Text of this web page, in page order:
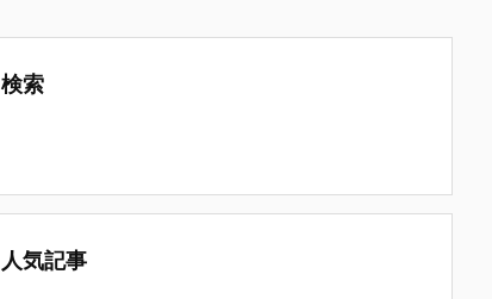
検索
人気記事